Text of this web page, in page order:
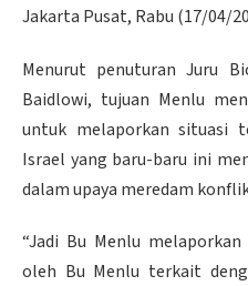
Jakarta Pusat, Rabu (17/04/
Menurut penuturan Juru
Baidlowi, tujuan Menlu
untuk melaporkan
Israel yang baru-baru ini
dalam upaya meredam
“Jadi Bu Menlu
oleh Bu Menlu terkait